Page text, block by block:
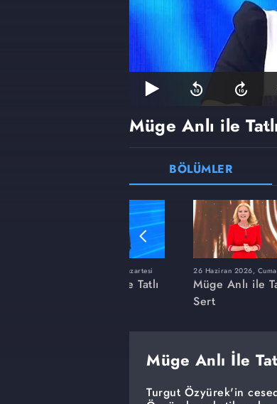
Müge Anlı ile
BÖLÜMLER
8 Haziran 2026, Pazartesi
Müge Anlı ile Tatlı
26 Haziran 2026, Cuma
Müge Anlı ile
Sert
Müge Anlı İle
Turgut Özyürek'in